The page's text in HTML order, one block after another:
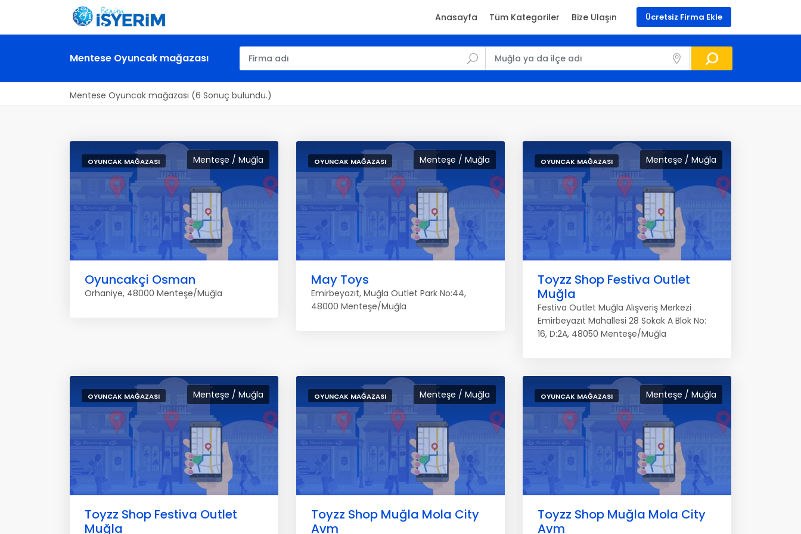
Ücretsiz Firma Ekle
Anasayfa Tüm Kategoriler Bize Ulaşın
Mentese Oyuncak mağazası
Mentese Oyuncak mağazası (6 Sonuç bulundu.)
Menteşe / Muğla
OYUNCAK MAĞAZASI
Oyuncakçi Osman
Orhaniye, 48000 Menteşe/Muğla
Menteşe / Muğla
OYUNCAK MAĞAZASI
May Toys
Emirbeyazıt, Muğla Outlet Park No:44,
48000 Menteşe/Muğla
Menteşe / Muğla
OYUNCAK MAĞAZASI
Toyzz Shop Festiva Outlet
Muğla
Festiva Outlet Muğla Alışveriş Merkezi
Emirbeyazıt Mahallesi 28 Sokak A Blok No:
16, D:2A, 48050 Menteşe/Muğla
Menteşe / Muğla
OYUNCAK MAĞAZASI
Toyzz Shop Festiva Outlet
Muğla
Menteşe / Muğla
OYUNCAK MAĞAZASI
Toyzz Shop Muğla Mola City
Avm
Menteşe / Muğla
OYUNCAK MAĞAZASI
Toyzz Shop Muğla Mola City
Avm